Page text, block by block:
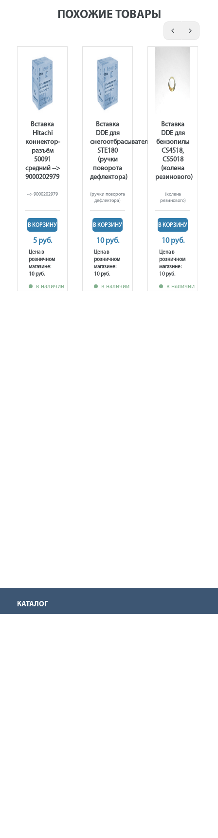
ПОХОЖИЕ ТОВАРЫ
Вставка
Hitachi
коннектор-
разъём
50091
средний -->
9000202979
--> 9000202979
В КОРЗИНУ
5 руб.
Цена в
розничном
магазине:
10 руб.
в наличии
Вставка
DDE для
снегоотбрасывателя
STE180
(ручки
поворота
дефлектора)
(ручки поворота
дефлектора)
В КОРЗИНУ
10 руб.
Цена в
розничном
магазине:
10 руб.
в наличии
Вставка
DDE для
бензопилы
CS4518,
CS5018
(колена
резинового)
(колена
резинового)
В КОРЗИНУ
10 руб.
Цена в
розничном
магазине:
10 руб.
в наличии
КАТАЛОГ